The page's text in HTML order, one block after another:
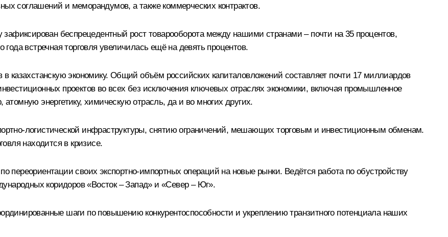
соглашений и меморандумов, а также коммерческих контрактов.
зафиксирован беспрецедентный рост товарооборота между нашими странами – почти на 35 процентов,
встречная торговля увеличилась ещё на девять процентов.
казахстанскую экономику. Общий объём российских капиталовложений составляет почти 17 миллиардов
проектов во всех без исключения ключевых отраслях экономики, включая промышленное
энергетику, химическую отрасль, да и во многих других.
логистической инфраструктуры, снятию ограничений, мешающих торговым и инвестиционным обменам.
находится в кризисе.
своих экспортно-импортных операций на новые рынки. Ведётся работа по обустройству
коридоров «Восток – Запад» и «Север – Юг».
шаги по повышению конкурентоспособности и укреплению транзитного потенциала наших